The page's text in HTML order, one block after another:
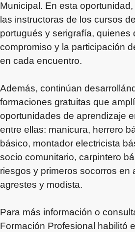
Municipal. En esta
las instructoras de los cursos
portugués y serigrafía, quienes
compromiso y la participación
en cada encuentro.
Además, continúan
formaciones gratuitas que
oportunidades de aprendizaje
entre ellas: manicura, herrero
básico, montador electricista
socio comunitario, carpintero
riesgos y primeros socorros en
agrestes y modista.
Para más información o
Formación Profesional habilitó